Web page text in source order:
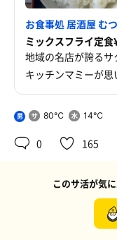
お食事処 居酒屋 む
ミックスフライ定食
地域の名店が誇る
キッチンマミーが
男 80℃ 14℃
0 165
このサ活が気